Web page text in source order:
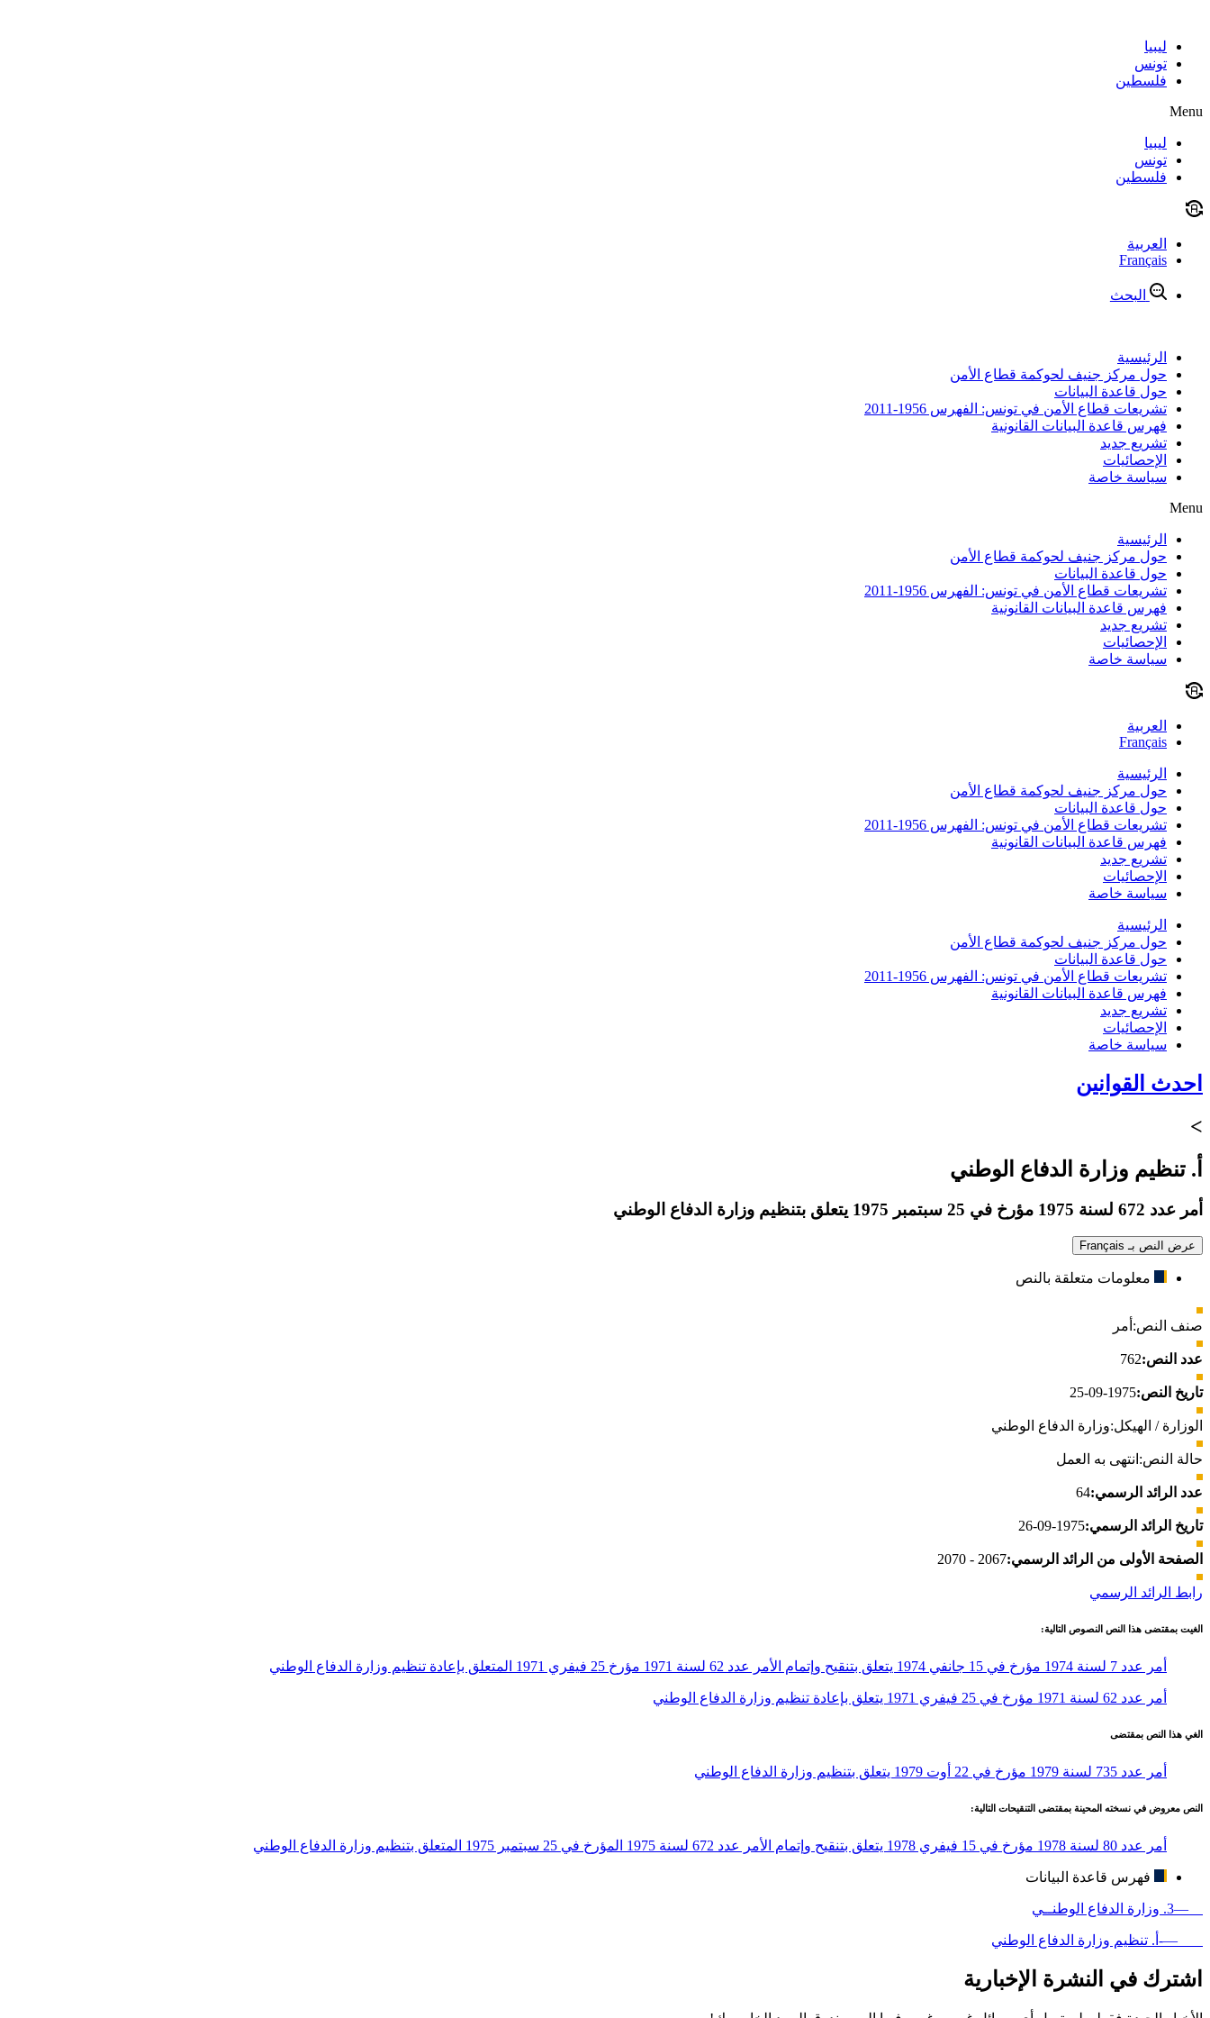
contentليبيا
تونس
فلسطين
Menu
ليبيا
تونس
فلسطين
العربية
Français
البحث
الرئيسية
حول مركز جنيف لحوكمة قطاع الأمن
حول قاعدة البيانات
تشريعات قطاع الأمن في تونس: الفهرس 1956-2011
فهرس قاعدة البيانات القانونية
تشريع جديد
الإحصائيات
سياسة خاصة
Menu
الرئيسية
حول مركز جنيف لحوكمة قطاع الأمن
حول قاعدة البيانات
تشريعات قطاع الأمن في تونس: الفهرس 1956-2011
فهرس قاعدة البيانات القانونية
تشريع جديد
الإحصائيات
سياسة خاصة
العربية
Français
الرئيسية
حول مركز جنيف لحوكمة قطاع الأمن
حول قاعدة البيانات
تشريعات قطاع الأمن في تونس: الفهرس 1956-2011
فهرس قاعدة البيانات القانونية
تشريع جديد
الإحصائيات
سياسة خاصة
الرئيسية
حول مركز جنيف لحوكمة قطاع الأمن
حول قاعدة البيانات
تشريعات قطاع الأمن في تونس: الفهرس 1956-2011
فهرس قاعدة البيانات القانونية
تشريع جديد
الإحصائيات
سياسة خاصة
احدث القوانين
>
أ. تنظيم وزارة الدفاع الوطني
أمر عدد 672 لسنة 1975 مؤرخ في 25 سبتمبر 1975 يتعلق بتنظيم وزارة الدفاع الوطني
عرض النص بـ Français
معلومات متعلقة بالنص
صنف النص: أمر
عدد النص:762
تاريخ النص:1975-09-25
الوزارة / الهيكل:وزارة الدفاع الوطني
حالة النص: انتهى به العمل
عدد الرائد الرسمي:64
تاريخ الرائد الرسمي:1975-09-26
الصفحة الأولى من الرائد الرسمي:2067 - 2070
رابط الرائد الرسمي
الغيت بمقتضى هذا النص النصوص التالية:
أمر عدد 7 لسنة 1974 مؤرخ في 15 جانفي 1974 يتعلق بتنقيح وإتمام الأمر عدد 62 لسنة 1971 مؤرخ 25 فيفري 1971 المتعلق بإعادة تنظيم وزارة الدفاع الوطني
أمر عدد 62 لسنة 1971 مؤرخ في 25 فيفري 1971 يتعلق بإعادة تنظيم وزارة الدفاع الوطني
الغي هذا النص بمقتضى
أمر عدد 735 لسنة 1979 مؤرخ في 22 أوت 1979 يتعلق بتنظيم وزارة الدفاع الوطني
النص معروض في نسخته المحينة بمقتضى التنقيحات التالية:
أمر عدد 80 لسنة 1978 مؤرخ في 15 فيفري 1978 يتعلق بتنقيح وإتمام الأمر عدد 672 لسنة 1975 المؤرخ في 25 سبتمبر 1975 المتعلق بتنظيم وزارة الدفاع الوطني
فهرس قاعدة البيانات
—3. وزارة الدفاع الوطنــي
—-أ. تنظيم وزارة الدفاع الوطني
اشترك في النشرة الإخبارية